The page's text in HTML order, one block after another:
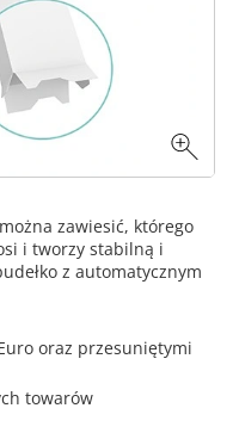
zawiesić, którego
i tworzy stabilną i
z automatycznym
oraz przesuniętymi
towarów